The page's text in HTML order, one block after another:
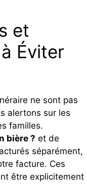
et
Éviter
ne sont pas
alertons sur les
familles.
bière ? et de
séparément,
facture. Ces
être explicitement